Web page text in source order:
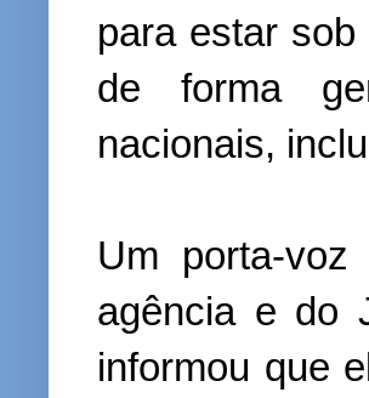
para estar
de forma
nacionais,
Um porta-
agência e do
informou que